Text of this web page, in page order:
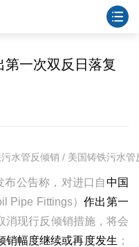
一次双反日落复
水管反倾销 / 美国铸铁污水
布公告称，对进口自中国
Pipe Fittings）作出第一
消现行反倾销措施，将会
销幅度继续或再度发生 ；